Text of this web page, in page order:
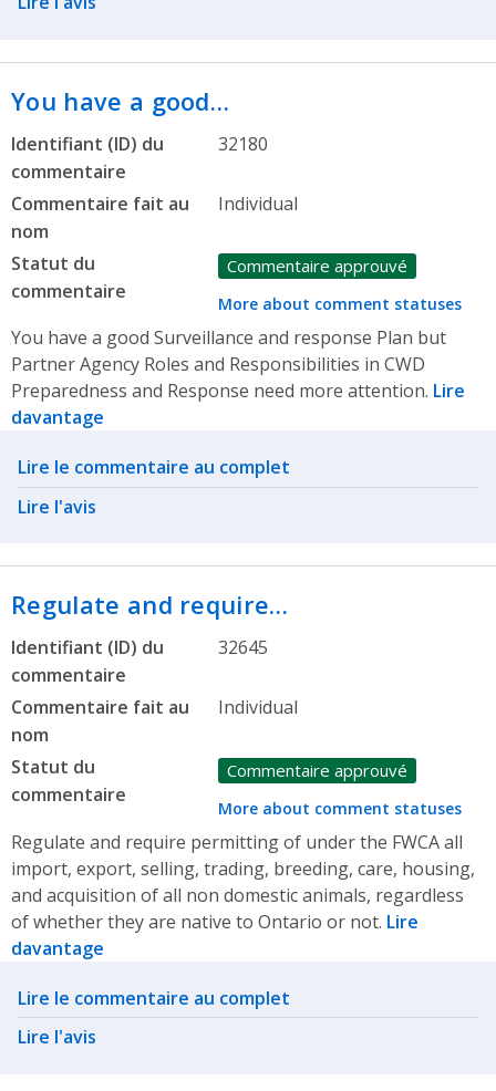
You have a good…
Identifiant (ID) du
commentaire
32180
Commentaire fait au
nom
Individual
Statut du
commentaire
Commentaire approuvé
More about comment statuses
You have a good Surveillance and response Plan but
Partner Agency Roles and Responsibilities in CWD
Preparedness and Response need more attention. Lire
davantage
Related actions
Lire le commentaire au complet
Lire l'avis
Regulate and require…
Identifiant (ID) du
commentaire
32645
Commentaire fait au
nom
Individual
Statut du
commentaire
Commentaire approuvé
More about comment statuses
Regulate and require permitting of under the FWCA all
import, export, selling, trading, breeding, care, housing,
and acquisition of all non domestic animals, regardless
of whether they are native to Ontario or not. Lire
davantage
Related actions
Lire le commentaire au complet
Lire l'avis